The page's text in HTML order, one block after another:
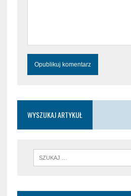
WYSZUKAJ ARTYKUŁ